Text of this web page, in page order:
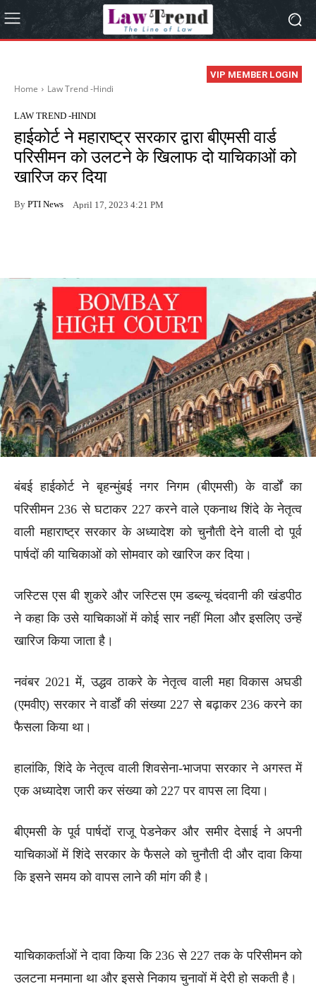
VIP MEMBER LOGIN
Home Law Trend -Hindi
LAW TREND -HINDI
हाईकोर्ट ने महाराष्ट्र सरकार द्वारा बीएमसी वार्ड
परिसीमन को उलटने के खिलाफ दो याचिकाओं को
खारिज कर दिया
By PTI News April 17, 2023 4:21 PM
बंबई हाईकोर्ट ने बृहन्मुंबई नगर निगम (बीएमसी) के वार्डों का
परिसीमन 236 से घटाकर 227 करने वाले एकनाथ शिंदे के नेतृत्व
वाली महाराष्ट्र सरकार के अध्यादेश को चुनौती देने वाली दो पूर्व
पार्षदों की याचिकाओं को सोमवार को खारिज कर दिया।
जस्टिस एस बी शुकरे और जस्टिस एम डब्ल्यू चंदवानी की खंडपीठ
ने कहा कि उसे याचिकाओं में कोई सार नहीं मिला और इसलिए उन्हें
खारिज किया जाता है।
नवंबर 2021 में, उद्धव ठाकरे के नेतृत्व वाली महा विकास अघडी
(एमवीए) सरकार ने वार्डों की संख्या 227 से बढ़ाकर 236 करने का
फैसला किया था।
हालांकि, शिंदे के नेतृत्व वाली शिवसेना-भाजपा सरकार ने अगस्त में
एक अध्यादेश जारी कर संख्या को 227 पर वापस ला दिया।
बीएमसी के पूर्व पार्षदों राजू पेडनेकर और समीर देसाई ने अपनी
याचिकाओं में शिंदे सरकार के फैसले को चुनौती दी और दावा किया
कि इसने समय को वापस लाने की मांग की है।
याचिकाकर्ताओं ने दावा किया कि 236 से 227 तक के परिसीमन को
उलटना मनमाना था और इससे निकाय चुनावों में देरी हो सकती है।